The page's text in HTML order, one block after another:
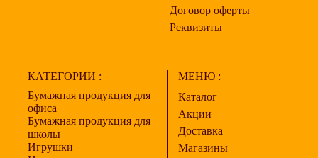
Договор оферты
Реквизиты
КАТЕГОРИИ :
Бумажная продукция для
офиса
Бумажная продукция для
школы
Игрушки
МЕНЮ :
Каталог
Акции
Доставка
Магазины